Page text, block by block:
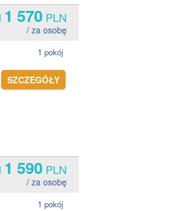
1 570 PLN
/ za osobę
1 pokój
SZCZEGÓŁY
1 590 PLN
/ za osobę
1 pokój